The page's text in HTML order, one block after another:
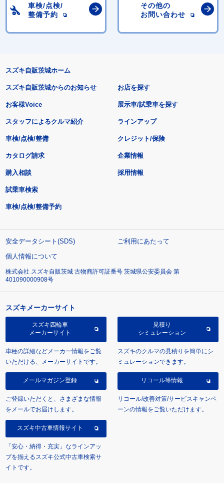
車検/点検/
整備予約
その他の
お問い合わせ
スズキ自販茨城ホーム
スズキ自販茨城からのお知らせ
お客様Voice
スタッフによるクルマ紹介
お店を探す
展示車/試乗車を探す
ラインアップ
車検/点検/整備 クレジット/保険
カタログ請求
購入相談
試乗車検索
車検/点検/整備予約
企業情報
採用情報
安全データシート(SDS)
ご利用にあたって
個人情報について
株式会社 スズキ自販茨城 古物商許可証番号 茨城県公安委員会 第
401090000908号
スズキメーカーサイト
スズキ四輪車
メーカーサイト
車種の詳細などメーカー情報をご覧
いただける、メーカーサイトです。
見積り
シミュレーション
スズキのクルマの見積りを簡単にシ
ミュレーションできます。
メールマガジン登録
ご登録いただくと、さまざまな情報
をメールでお届けします。
リコール等情報
リコール/改善対策/サービスキャンペ
ーンの情報をご覧いただけます。
スズキ中古車情報サイト
「安心・納得・充実」なラインアッ
プを揃えるスズキ公式中古車検索サ
イトです。